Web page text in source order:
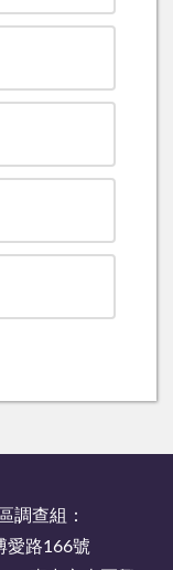
調查組：
愛路166號